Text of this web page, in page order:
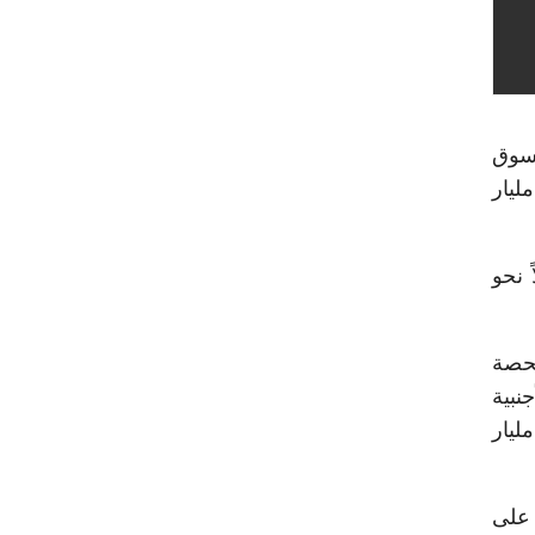
الأول من عام 2026، دخول السوق
الهيكلي، حيث سجل كبار المطورين العشرة الأوائل مبيعات تعاقدية إجمالية بلغت 271 مليار
نحو
ذاته، تبرز العين السخنة كوجهة صاعدة بقوة، حيث حققت مبيعات وصلت إلى 40 مليار
على